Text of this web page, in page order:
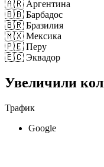
🇦🇷 Аргентина
🇧🇧 Барбадос
🇧🇷 Бразилия
🇲🇽 Мексика
🇵🇪 Перу
🇪🇨 Эквадор
Увеличили
Трафик
Google